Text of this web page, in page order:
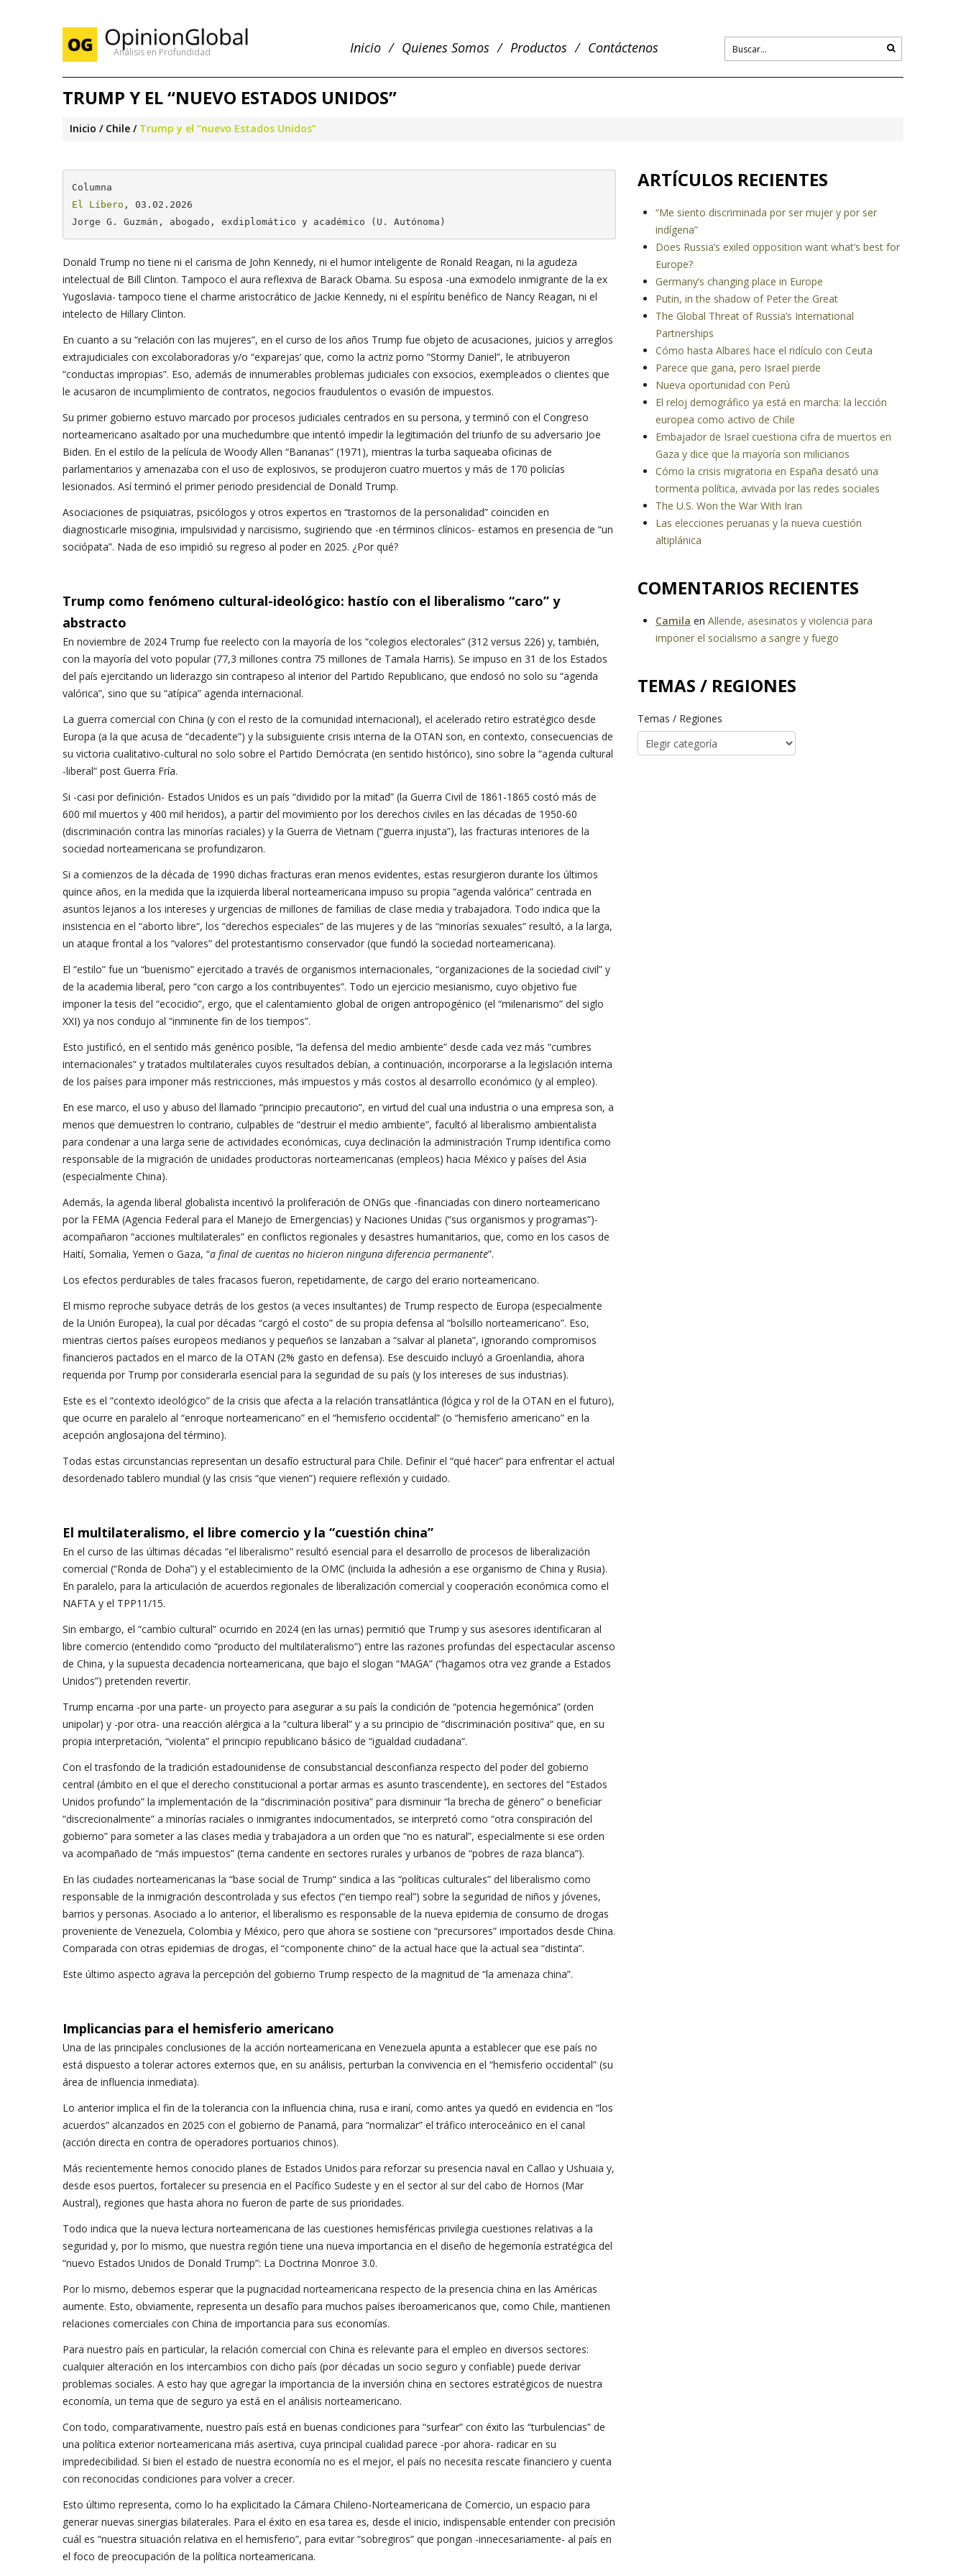
Análisis en Profundidad Inicio Quienes Somos Productos Contáctenos
TRUMP Y EL “NUEVO ESTADOS UNIDOS”
Inicio Chile Trump y el “nuevo Estados Unidos”
El Líbero , 03.02.2026
Jorge G. Guzmán, abogado, exdiplomático y académico (U. Autónoma)
Donald Trump no tiene ni el carisma de John Kennedy, ni el humor inteligente de Ronald Reagan, ni la agudeza
intelectual de Bill Clinton. Tampoco el aura reflexiva de Barack Obama. Su esposa -una exmodelo inmigrante de la ex
Yugoslavia- tampoco tiene el charme aristocrático de Jackie Kennedy, ni el espíritu benéfico de Nancy Reagan, ni el
intelecto de Hillary Clinton.
En cuanto a su “relación con las mujeres”, en el curso de los años Trump fue objeto de acusaciones, juicios y arreglos
extrajudiciales con excolaboradoras y/o “exparejas’ que, como la actriz porno “Stormy Daniel”, le atribuyeron
“conductas impropias”. Eso, además de innumerables problemas judiciales con exsocios, exempleados o clientes que
le acusaron de incumplimiento de contratos, negocios fraudulentos o evasión de impuestos.
Su primer gobierno estuvo marcado por procesos judiciales centrados en su persona, y terminó con el Congreso
norteamericano asaltado por una muchedumbre que intentó impedir la legitimación del triunfo de su adversario Joe
Biden. En el estilo de la película de Woody Allen “Bananas” (1971), mientras la turba saqueaba oficinas de
parlamentarios y amenazaba con el uso de explosivos, se produjeron cuatro muertos y más de 170 policías
lesionados. Así terminó el primer periodo presidencial de Donald Trump.
Asociaciones de psiquiatras, psicólogos y otros expertos en “trastornos de la personalidad” coinciden en
diagnosticarle misoginia, impulsividad y narcisismo, sugiriendo que -en términos clínicos- estamos en presencia de “un
sociópata”. Nada de eso impidió su regreso al poder en 2025. ¿Por qué?
Trump como fenómeno cultural-ideológico: hastío con el liberalismo “caro” y
abstracto
En noviembre de 2024 Trump fue reelecto con la mayoría de los “colegios electorales” (312 versus 226) y, también,
con la mayoría del voto popular (77,3 millones contra 75 millones de Tamala Harris). Se impuso en 31 de los Estados
del país ejercitando un liderazgo sin contrapeso al interior del Partido Republicano, que endosó no solo su “agenda
valórica”, sino que su “atípica” agenda internacional.
La guerra comercial con China (y con el resto de la comunidad internacional), el acelerado retiro estratégico desde
Europa (a la que acusa de “decadente”) y la subsiguiente crisis interna de la OTAN son, en contexto, consecuencias de
su victoria cualitativo-cultural no solo sobre el Partido Demócrata (en sentido histórico), sino sobre la “agenda cultural
-liberal” post Guerra Fría.
Si -casi por definición- Estados Unidos es un país “dividido por la mitad” (la Guerra Civil de 1861-1865 costó más de
600 mil muertos y 400 mil heridos), a partir del movimiento por los derechos civiles en las décadas de 1950-60
(discriminación contra las minorías raciales) y la Guerra de Vietnam (“guerra injusta”), las fracturas interiores de la
sociedad norteamericana se profundizaron.
Si a comienzos de la década de 1990 dichas fracturas eran menos evidentes, estas resurgieron durante los últimos
quince años, en la medida que la izquierda liberal norteamericana impuso su propia “agenda valórica” centrada en
asuntos lejanos a los intereses y urgencias de millones de familias de clase media y trabajadora. Todo indica que la
insistencia en el “aborto libre“, los “derechos especiales” de las mujeres y de las “minorías sexuales” resultó, a la larga,
un ataque frontal a los “valores” del protestantismo conservador (que fundó la sociedad norteamericana).
El “estilo” fue un “buenismo” ejercitado a través de organismos internacionales, “organizaciones de la sociedad civil” y
de la academia liberal, pero “con cargo a los contribuyentes”. Todo un ejercicio mesianismo, cuyo objetivo fue
imponer la tesis del “ecocidio”, ergo, que el calentamiento global de origen antropogénico (el “milenarismo” del siglo
XXI) ya nos condujo al “inminente fin de los tiempos”.
Esto justificó, en el sentido más genérico posible, “la defensa del medio ambiente” desde cada vez más “cumbres
internacionales” y tratados multilaterales cuyos resultados debían, a continuación, incorporarse a la legislación interna
de los países para imponer más restricciones, más impuestos y más costos al desarrollo económico (y al empleo).
En ese marco, el uso y abuso del llamado “principio precautorio”, en virtud del cual una industria o una empresa son, a
menos que demuestren lo contrario, culpables de “destruir el medio ambiente”, facultó al liberalismo ambientalista
para condenar a una larga serie de actividades económicas, cuya declinación la administración Trump identifica como
responsable de la migración de unidades productoras norteamericanas (empleos) hacia México y países del Asia
(especialmente China).
Además, la agenda liberal globalista incentivó la proliferación de ONGs que -financiadas con dinero norteamericano
por la FEMA (Agencia Federal para el Manejo de Emergencias) y Naciones Unidas (“sus organismos y programas”)-
acompañaron “acciones multilaterales” en conflictos regionales y desastres humanitarios, que, como en los casos de
Haití, Somalia, Yemen o Gaza, “a final de cuentas no hicieron ninguna diferencia permanente”.
Los efectos perdurables de tales fracasos fueron, repetidamente, de cargo del erario norteamericano.
El mismo reproche subyace detrás de los gestos (a veces insultantes) de Trump respecto de Europa (especialmente
de la Unión Europea), la cual por décadas “cargó el costo” de su propia defensa al “bolsillo norteamericano”. Eso,
mientras ciertos países europeos medianos y pequeños se lanzaban a “salvar al planeta”, ignorando compromisos
financieros pactados en el marco de la OTAN (2% gasto en defensa). Ese descuido incluyó a Groenlandia, ahora
requerida por Trump por considerarla esencial para la seguridad de su país (y los intereses de sus industrias).
Este es el “contexto ideológico” de la crisis que afecta a la relación transatlántica (lógica y rol de la OTAN en el futuro),
que ocurre en paralelo al “enroque norteamericano” en el “hemisferio occidental” (o “hemisferio americano” en la
acepción anglosajona del término).
Todas estas circunstancias representan un desafío estructural para Chile. Definir el “qué hacer” para enfrentar el actual
desordenado tablero mundial (y las crisis “que vienen”) requiere reflexión y cuidado.
El multilateralismo, el libre comercio y la “cuestión china”
En el curso de las últimas décadas “el liberalismo” resultó esencial para el desarrollo de procesos de liberalización
comercial (“Ronda de Doha”) y el establecimiento de la OMC (incluida la adhesión a ese organismo de China y Rusia).
En paralelo, para la articulación de acuerdos regionales de liberalización comercial y cooperación económica como el
NAFTA y el TPP11/15.
Sin embargo, el “cambio cultural” ocurrido en 2024 (en las urnas) permitió que Trump y sus asesores identificaran al
libre comercio (entendido como “producto del multilateralismo”) entre las razones profundas del espectacular ascenso
de China, y la supuesta decadencia norteamericana, que bajo el slogan “MAGA” (“hagamos otra vez grande a Estados
Unidos”) pretenden revertir.
Trump encarna -por una parte- un proyecto para asegurar a su país la condición de “potencia hegemónica” (orden
unipolar) y -por otra- una reacción alérgica a la “cultura liberal” y a su principio de “discriminación positiva” que, en su
propia interpretación, “violenta” el principio republicano básico de “igualdad ciudadana”.
Con el trasfondo de la tradición estadounidense de consubstancial desconfianza respecto del poder del gobierno
central (ámbito en el que el derecho constitucional a portar armas es asunto trascendente), en sectores del “Estados
Unidos profundo” la implementación de la “discriminación positiva” para disminuir “la brecha de género” o beneficiar
“discrecionalmente” a minorías raciales o inmigrantes indocumentados, se interpretó como “otra conspiración del
gobierno” para someter a las clases media y trabajadora a un orden que “no es natural”, especialmente si ese orden
va acompañado de “más impuestos” (tema candente en sectores rurales y urbanos de “pobres de raza blanca”).
En las ciudades norteamericanas la “base social de Trump” sindica a las “políticas culturales” del liberalismo como
responsable de la inmigración descontrolada y sus efectos (“en tiempo real”) sobre la seguridad de niños y jóvenes,
barrios y personas. Asociado a lo anterior, el liberalismo es responsable de la nueva epidemia de consumo de drogas
proveniente de Venezuela, Colombia y México, pero que ahora se sostiene con “precursores” importados desde China.
Comparada con otras epidemias de drogas, el “componente chino” de la actual hace que la actual sea “distinta”.
Este último aspecto agrava la percepción del gobierno Trump respecto de la magnitud de “la amenaza china”.
Implicancias para el hemisferio americano
Una de las principales conclusiones de la acción norteamericana en Venezuela apunta a establecer que ese país no
está dispuesto a tolerar actores externos que, en su análisis, perturban la convivencia en el “hemisferio occidental” (su
área de influencia inmediata).
Lo anterior implica el fin de la tolerancia con la influencia china, rusa e iraní, como antes ya quedó en evidencia en “los
acuerdos” alcanzados en 2025 con el gobierno de Panamá, para “normalizar” el tráfico interoceánico en el canal
(acción directa en contra de operadores portuarios chinos).
Más recientemente hemos conocido planes de Estados Unidos para reforzar su presencia naval en Callao y Ushuaia y,
desde esos puertos, fortalecer su presencia en el Pacífico Sudeste y en el sector al sur del cabo de Hornos (Mar
Austral), regiones que hasta ahora no fueron de parte de sus prioridades.
Todo indica que la nueva lectura norteamericana de las cuestiones hemisféricas privilegia cuestiones relativas a la
seguridad y, por lo mismo, que nuestra región tiene una nueva importancia en el diseño de hegemonía estratégica del
“nuevo Estados Unidos de Donald Trump”: La Doctrina Monroe 3.0.
Por lo mismo, debemos esperar que la pugnacidad norteamericana respecto de la presencia china en las Américas
aumente. Esto, obviamente, representa un desafío para muchos países iberoamericanos que, como Chile, mantienen
relaciones comerciales con China de importancia para sus economías.
Para nuestro país en particular, la relación comercial con China es relevante para el empleo en diversos sectores:
cualquier alteración en los intercambios con dicho país (por décadas un socio seguro y confiable) puede derivar
problemas sociales. A esto hay que agregar la importancia de la inversión china en sectores estratégicos de nuestra
economía, un tema que de seguro ya está en el análisis norteamericano.
Con todo, comparativamente, nuestro país está en buenas condiciones para “surfear” con éxito las “turbulencias” de
una política exterior norteamericana más asertiva, cuya principal cualidad parece -por ahora- radicar en su
impredecibilidad. Si bien el estado de nuestra economía no es el mejor, el país no necesita rescate financiero y cuenta
con reconocidas condiciones para volver a crecer.
Esto último representa, como lo ha explicitado la Cámara Chileno-Norteamericana de Comercio, un espacio para
generar nuevas sinergias bilaterales. Para el éxito en esa tarea es, desde el inicio, indispensable entender con precisión
cuál es “nuestra situación relativa en el hemisferio”, para evitar “sobregiros” que pongan -innecesariamente- al país en
el foco de preocupación de la política norteamericana.
ARTÍCULOS RECIENTES
“Me siento discriminada por ser mujer y por ser
indígena”
Does Russia’s exiled opposition want what’s best for
Europe?
Germany’s changing place in Europe
Putin, in the shadow of Peter the Great
The Global Threat of Russia’s International
Partnerships
Cómo hasta Albares hace el ridículo con Ceuta
Parece que gana, pero Israel pierde
Nueva oportunidad con Perú
El reloj demográfico ya está en marcha: la lección
europea como activo de Chile
Embajador de Israel cuestiona cifra de muertos en
Gaza y dice que la mayoría son milicianos
Cómo la crisis migratoria en España desató una
tormenta política, avivada por las redes sociales
The U.S. Won the War With Iran
Las elecciones peruanas y la nueva cuestión
altiplánica
COMENTARIOS RECIENTES
Camila en Allende, asesinatos y violencia para
imponer el socialismo a sangre y fuego
TEMAS / REGIONES
Temas / Regiones